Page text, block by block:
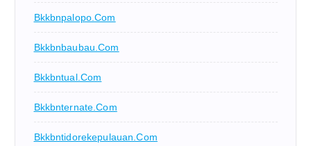
Bkkbnpalopo.com
Bkkbnbaubau.com
Bkkbntual.com
Bkkbnternate.com
Bkkbntidorekepulauan.com